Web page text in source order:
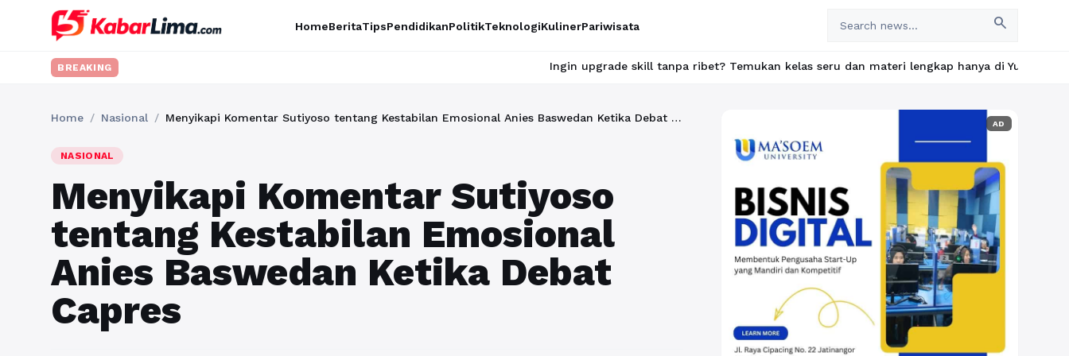
HomeBeritaTipsPendidikanPolitikTeknologiKulinerPariwisata search
BREAKING Ingin upgrade skill tanpa ribet? Temukan kelas seru dan materi lengkap hanya di YukBelajar.com. Mulai
Home / Nasional / Menyikapi Komentar Sutiyoso tentang Kestabilan Emosional Anies Baswedan Ketika Debat Capres
NASIONAL
Menyikapi Komentar Sutiyoso
tentang Kestabilan Emosional
Anies Baswedan Ketika Debat
Capres
AD